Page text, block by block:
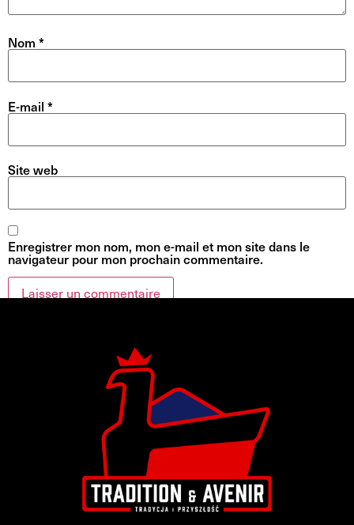
Nom *
E-mail *
Site web
Enregistrer mon nom, mon e-mail et mon site dans le
navigateur pour mon prochain commentaire.